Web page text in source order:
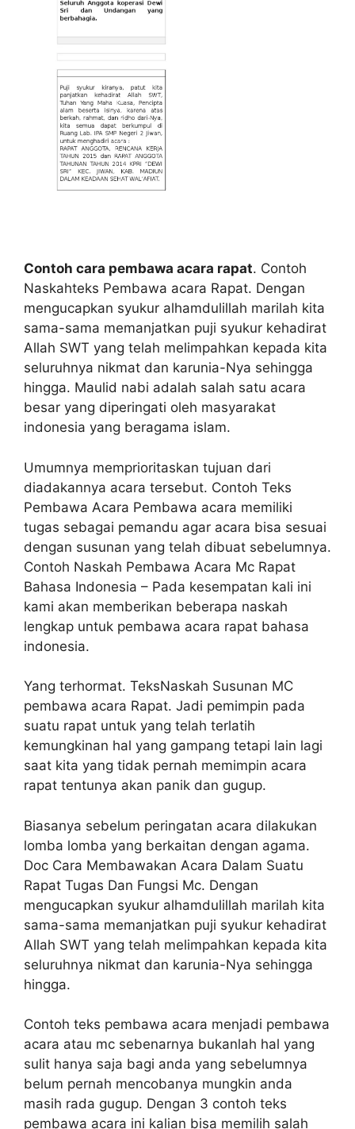
Contoh cara pembawa acara rapat. Contoh
Naskahteks Pembawa acara Rapat. Dengan
mengucapkan syukur alhamdulillah marilah kita
sama-sama memanjatkan puji syukur kehadirat
Allah SWT yang telah melimpahkan kepada kita
seluruhnya nikmat dan karunia-Nya sehingga
hingga. Maulid nabi adalah salah satu acara
besar yang diperingati oleh masyarakat
indonesia yang beragama islam.
Umumnya memprioritaskan tujuan dari
diadakannya acara tersebut. Contoh Teks
Pembawa Acara Pembawa acara memiliki
tugas sebagai pemandu agar acara bisa sesuai
dengan susunan yang telah dibuat sebelumnya.
Contoh Naskah Pembawa Acara Mc Rapat
Bahasa Indonesia – Pada kesempatan kali ini
kami akan memberikan beberapa naskah
lengkap untuk pembawa acara rapat bahasa
indonesia.
Yang terhormat. TeksNaskah Susunan MC
pembawa acara Rapat. Jadi pemimpin pada
suatu rapat untuk yang telah terlatih
kemungkinan hal yang gampang tetapi lain lagi
saat kita yang tidak pernah memimpin acara
rapat tentunya akan panik dan gugup.
Biasanya sebelum peringatan acara dilakukan
lomba lomba yang berkaitan dengan agama.
Doc Cara Membawakan Acara Dalam Suatu
Rapat Tugas Dan Fungsi Mc. Dengan
mengucapkan syukur alhamdulillah marilah kita
sama-sama memanjatkan puji syukur kehadirat
Allah SWT yang telah melimpahkan kepada kita
seluruhnya nikmat dan karunia-Nya sehingga
hingga.
Contoh teks pembawa acara menjadi pembawa
acara atau mc sebenarnya bukanlah hal yang
sulit hanya saja bagi anda yang sebelumnya
belum pernah mencobanya mungkin anda
masih rada gugup. Dengan 3 contoh teks
pembawa acara ini kalian bisa memilih salah